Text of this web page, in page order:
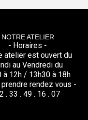
NOTRE ATELIER
- Horaires -
atelier est ouvert du
au Vendredi du
à 12h / 13h30 à 18h
rendez vous -
. 33 . 49 . 16 . 07